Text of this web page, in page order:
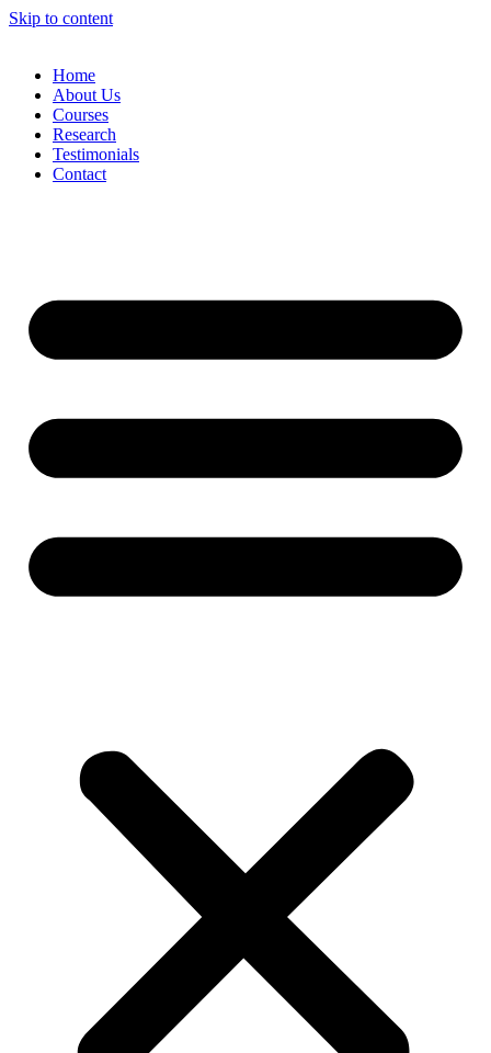
Skip to content
Home
About Us
Courses
Research
Testimonials
Contact